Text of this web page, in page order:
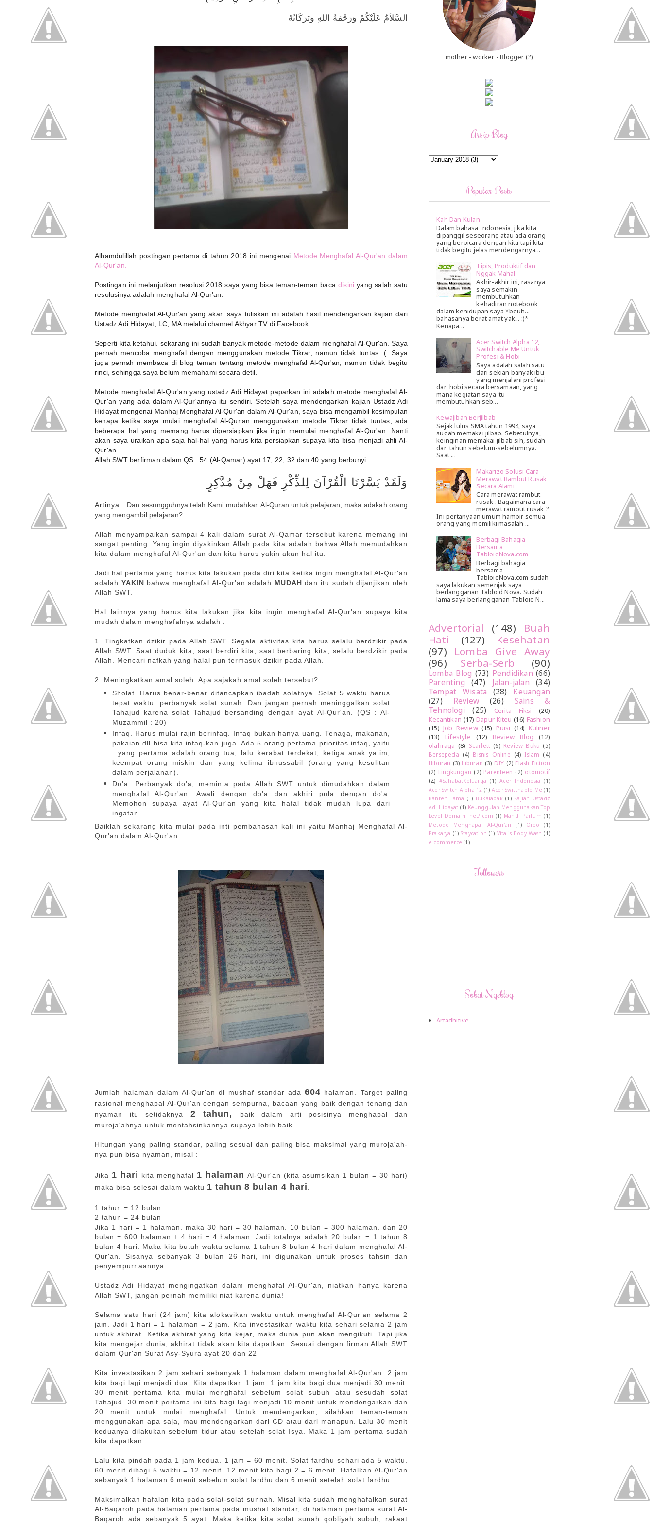
السَّلاَمُ عَلَيْكُمْ وَرَحْمَةُ اللهِ وَبَرَكَاتُهُ
Alhamdulillah postingan pertama di tahun 2018 ini mengenai Metode Menghafal Al-Qur'an dalam
Al-Qur'an.
Postingan ini melanjutkan resolusi 2018 saya yang bisa teman-teman bacadisini yang salah satu
resolusinya adalah menghafal Al-Qur'an.
Metode menghafal Al-Qur'an yang akan saya tuliskan ini adalah hasil mendengarkan kajian dari
Ustadz Adi Hidayat, LC, MA melalui channel Akhyar TV di Facebook.
Seperti kita ketahui, sekarang ini sudah banyak metode-metode dalam menghafal Al-Qur'an. Saya
pernah mencoba menghafal dengan menggunakan metode Tikrar, namun tidak tuntas :(. Saya
juga pernah membaca di blog teman tentang metode menghafal Al-Qur'an, namun tidak begitu
rinci, sehingga saya belum memahami secara detil.
Metode menghafal Al-Qur'an yang ustadz Adi Hidayat paparkan ini adalah metode menghafal Al-
Qur'an yang ada dalam Al-Qur'annya itu sendiri. Setelah saya mendengarkan kajian Ustadz Adi
Hidayat mengenai Manhaj Menghafal Al-Qur'an dalam Al-Qur'an, saya bisa mengambil kesimpulan
kenapa ketika saya mulai menghafal Al-Qur'an menggunakan metode Tikrar tidak tuntas, ada
beberapa hal yang memang harus dipersiapkan jika ingin memulai menghafal Al-Qur'an. Nanti
akan saya uraikan apa saja hal-hal yang harus kita persiapkan supaya kita bisa menjadi ahli Al-
Qur'an.
Allah SWT berfirman dalam QS : 54 (Al-Qamar) ayat 17, 22, 32 dan 40 yang berbunyi :
وَلَقَدْ يَسَّرْنَا الْقُرْآنَ لِلذِّكْرِ فَهَلْ مِنْ مُدَّكِرٍ
Artinya : Dan sesungguhnya telah Kami mudahkan Al-Quran untuk pelajaran, maka adakah orang
yang mengambil pelajaran?
Allah menyampaikan sampai 4 kali dalam surat Al-Qamar tersebut karena memang ini
sangat penting. Yang ingin diyakinkan Allah pada kita adalah bahwa Allah memudahkan
kita dalam menghafal Al-Qur'an dan kita harus yakin akan hal itu.
Jadi hal pertama yang harus kita lakukan pada diri kita ketika ingin menghafal Al-Qur'an
adalah YAKIN bahwa menghafal Al-Qur'an adalah MUDAH dan itu sudah dijanjikan oleh
Allah SWT.
Hal lainnya yang harus kita lakukan jika kita ingin menghafal Al-Qur'an supaya kita
mudah dalam menghafalnya adalah :
1. Tingkatkan dzikir pada Allah SWT. Segala aktivitas kita harus selalu berdzikir pada
Allah SWT. Saat duduk kita, saat berdiri kita, saat berbaring kita, selalu berdzikir pada
Allah. Mencari nafkah yang halal pun termasuk dzikir pada Allah.
2. Meningkatkan amal soleh. Apa sajakah amal soleh tersebut?
Sholat. Harus benar-benar ditancapkan ibadah solatnya. Solat 5 waktu harus
tepat waktu, perbanyak solat sunah. Dan jangan pernah meninggalkan solat
Tahajud karena solat Tahajud bersanding dengan ayat Al-Qur'an. (QS : Al-
Muzammil : 20)
Infaq. Harus mulai rajin berinfaq. Infaq bukan hanya uang. Tenaga, makanan,
pakaian dll bisa kita infaq-kan juga. Ada 5 orang pertama prioritas infaq, yaitu
: yang pertama adalah orang tua, lalu kerabat terdekat, ketiga anak yatim,
keempat orang miskin dan yang kelima ibnussabil (orang yang kesulitan
dalam perjalanan).
Do'a. Perbanyak do'a, meminta pada Allah SWT untuk dimudahkan dalam
menghafal Al-Qur'an. Awali dengan do'a dan akhiri pula dengan do'a.
Memohon supaya ayat Al-Qur'an yang kita hafal tidak mudah lupa dari
ingatan.
Baiklah sekarang kita mulai pada inti pembahasan kali ini yaitu Manhaj Menghafal Al-
Qur'an dalam Al-Qur'an.
Jumlah halaman dalam Al-Qur'an di mushaf standar ada604 halaman. Target paling
rasional menghapal Al-Qur'an dengan sempurna, bacaan yang baik dengan tenang dan
nyaman itu setidaknya 2 tahun,
baik dalam arti posisinya menghapal dan
muroja'ahnya untuk mentahsinkannya supaya lebih baik.
Hitungan yang paling standar, paling sesuai dan paling bisa maksimal yang muroja'ah-
nya pun bisa nyaman, misal :
Jika 1 hari kita menghafal 1 halaman Al-Qur'an (kita asumsikan 1 bulan = 30 hari)
maka bisa selesai dalam waktu 1 tahun 8 bulan 4 hari
1 tahun = 12 bulan
2 tahun = 24 bulan
Jika 1 hari = 1 halaman, maka 30 hari = 30 halaman, 10 bulan = 300 halaman, dan 20
bulan = 600 halaman + 4 hari = 4 halaman. Jadi totalnya adalah 20 bulan = 1 tahun 8
bulan 4 hari. Maka kita butuh waktu selama 1 tahun 8 bulan 4 hari dalam menghafal Al-
Qur'an. Sisanya sebanyak 3 bulan 26 hari, ini digunakan untuk proses tahsin dan
penyempurnaannya.
Ustadz Adi Hidayat mengingatkan dalam menghafal Al-Qur'an, niatkan hanya karena
Allah SWT, jangan pernah memiliki niat karena dunia!
Selama satu hari (24 jam) kita alokasikan waktu untuk menghafal Al-Qur'an selama 2
jam. Jadi 1 hari = 1 halaman = 2 jam. Kita investasikan waktu kita sehari selama 2 jam
untuk akhirat. Ketika akhirat yang kita kejar, maka dunia pun akan mengikuti. Tapi jika
kita mengejar dunia, akhirat tidak akan kita dapatkan. Sesuai dengan firman Allah SWT
dalam Qur'an Surat Asy-Syura ayat 20 dan 22.
Kita investasikan 2 jam sehari sebanyak 1 halaman dalam menghafal Al-Qur'an. 2 jam
kita bagi lagi menjadi dua. Kita dapatkan 1 jam. 1 jam kita bagi dua menjadi 30 menit.
30 menit pertama kita mulai menghafal sebelum solat subuh atau sesudah solat
Tahajud. 30 menit pertama ini kita bagi lagi menjadi 10 menit untuk mendengarkan dan
20 menit untuk mulai menghafal. Untuk mendengarkan, silahkan teman-teman
menggunakan apa saja, mau mendengarkan dari CD atau dari manapun. Lalu 30 menit
keduanya dilakukan sebelum tidur atau setelah solat Isya. Maka 1 jam pertama sudah
kita dapatkan.
Lalu kita pindah pada 1 jam kedua. 1 jam = 60 menit. Solat fardhu sehari ada 5 waktu.
60 menit dibagi 5 waktu = 12 menit. 12 menit kita bagi 2 = 6 menit. Hafalkan Al-Qur'an
sebanyak 1 halaman 6 menit sebelum solat fardhu dan 6 menit setelah solat fardhu.
Maksimalkan hafalan kita pada solat-solat sunnah. Misal kita sudah menghafalkan surat
Al-Baqaroh pada halaman pertama pada mushaf standar, di halaman pertama surat Al-
Baqaroh ada sebanyak 5 ayat. Maka ketika kita solat sunah qobliyah subuh, rakaat
mother - worker - Blogger (?)
Arsip Blog
Popular Posts
Kah Dan Kulan
Dalam bahasa Indonesia, jika kita
dipanggil seseorang atau ada orang
yang berbicara dengan kita tapi kita
tidak begitu jelas mendengarnya...
Tipis, Produktif dan
Nggak Mahal
Akhir-akhir ini, rasanya
saya semakin
membutuhkan
kehadiran notebook
dalam kehidupan saya *beuh...
bahasanya berat amat yak... :)*
Kenapa...
Acer Switch Alpha 12,
Switchable Me Untuk
Profesi & Hobi
Saya adalah salah satu
dari sekian banyak ibu
yang menjalani profesi
dan hobi secara bersamaan, yang
mana kegiatan saya itu
membutuhkan seb...
Kewajiban Berjilbab
Sejak lulus SMA tahun 1994, saya
sudah memakai jilbab. Sebetulnya,
keinginan memakai jilbab sih, sudah
dari tahun sebelum-sebelumnya.
Saat ...
Makarizo Solusi Cara
Merawat Rambut Rusak
Secara Alami
Cara merawat rambut
rusak . Bagaimana cara
merawat rambut rusak ?
Ini pertanyaan umum hampir semua
orang yang memiliki masalah ...
Berbagi Bahagia
Bersama
TabloidNova.com
Berbagi bahagia
bersama
TabloidNova.com sudah
saya lakukan semenjak saya
berlangganan Tabloid Nova. Sudah
lama saya berlangganan Tabloid N...
Advertorial (148)
Buah
Hati
(127)
Kesehatan
(97)
Lomba Give Away
(96)
Serba-Serbi (90)
Lomba Blog (73) Pendidikan (66)
Parenting
(47) Jalan-jalan
(34)
Tempat Wisata
(28)
Keuangan
(27)
Review (26)
Sains &
Tehnologi
(25) Cerita Fiksi
(20)
Kecantikan (17) Dapur Kiteu (16) Fashion
(15) Job Review (15) Puisi (14) Kuliner
(13)
Lifestyle (12) Review Blog
(12)
olahraga (8) Scarlett (6) Review Buku (5)
Bersepeda (4) Bisnis Online (4) Islam (4)
Hiburan (3) Liburan (3) DIY (2) Flash Fiction
(2) Lingkungan (2) Parenteen (2) otomotif
(2) #SahabatKeluarga (1) Acer Indonesia
(1)
Acer Switch Alpha 12 (1) Acer Switchable Me (1)
Banten Lama (1) Bukalapak (1) Kajian Ustadz
Adi Hidayat (1) Keunggulan Menggunakan Top
Level Domain .net/.com (1) Mandi Parfum (1)
Metode Menghapal Al-Qur'an
(1) Oreo
(1)
Prakarya (1) Staycation (1) Vitalis Body Wash (1)
e-commerce (1)
Followers
Sobat Ngeblog
Artadhitive